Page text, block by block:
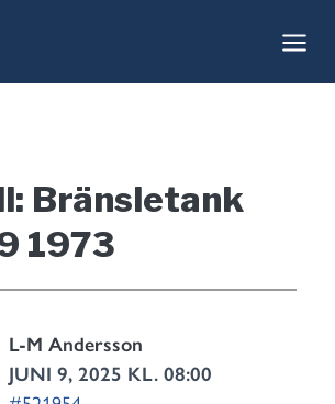
Bränsletank
1973
L-M Andersson
JUNI 9, 2025 KL. 08:00